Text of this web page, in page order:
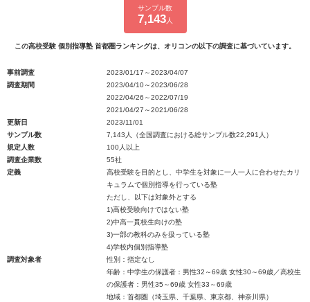
サンプル数
7,143人
この高校受験 個別指導塾 首都圏ランキングは、オリコンの以下の調査に基づいています。
事前調査
2023/01/17～2023/04/07
調査期間
2023/04/10～2023/06/28
2022/04/26～2022/07/19
2021/04/27～2021/06/28
更新日
2023/11/01
サンプル数
7,143人（全国調査における総サンプル数22,291人）
規定人数
100人以上
調査企業数
55社
定義
高校受験を目的とし、中学生を対象に一人一人に合わせたカリ
キュラムで個別指導を行っている塾
ただし、以下は対象外とする
1)高校受験向けではない塾
2)中高一貫校生向けの塾
3)一部の教科のみを扱っている塾
4)学校内個別指導塾
調査対象者
性別：指定なし
年齢：中学生の保護者：男性32～69歳 女性30～69歳／高校生
の保護者：男性35～69歳 女性33～69歳
地域：首都圏（埼玉県、千葉県、東京都、神奈川県）